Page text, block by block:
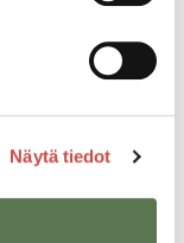
Näytä tiedot